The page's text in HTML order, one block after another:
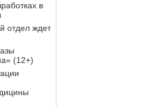
в
отдел ждет
(12+)